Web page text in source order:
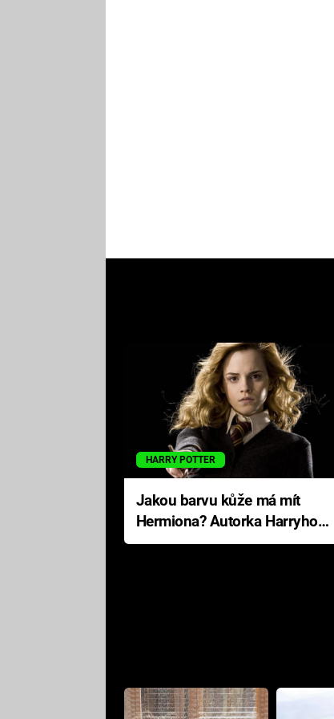
HARRY POTTER
Jakou barvu kůže má mít
Hermiona? Autorka Harryho
Pottera přišla s ráznou